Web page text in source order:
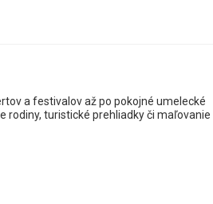
a festivalov až po pokojné umelecké
rodiny, turistické prehliadky či maľovanie